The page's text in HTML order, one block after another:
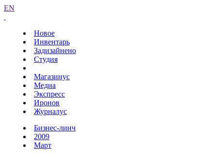
EN
Новое
Инвентарь
Задизайнено
Студия
Магазинус
Медиа
Экспресс
Иронов
Журналус
Бизнес-линч
2009
Март